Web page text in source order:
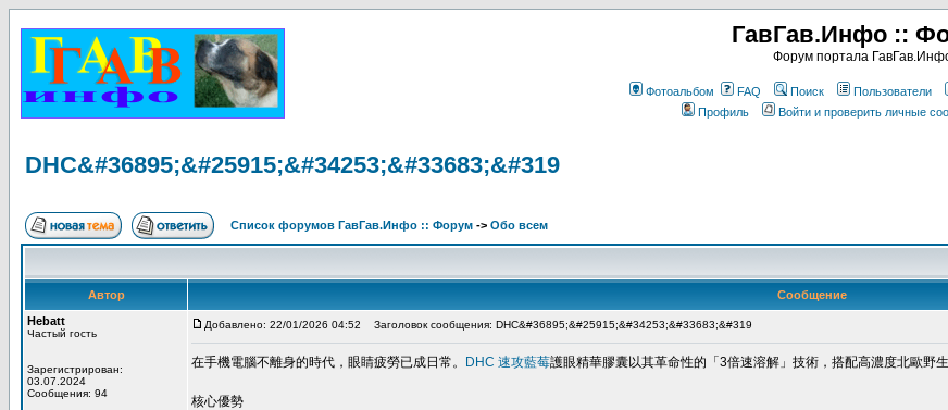
ГавГав.Инфо ::
Форум портала
Фотоальбом FAQ Поиск Пользователи
Профиль
Войти и проверить личные
DHC&#36895;&#25915;&#34253;&#33683;&#319
Список форумов ГавГав.Инфо :: Форум -> Обо всем
Автор
Сообщение
Hebatt
Частый гость
Зарегистрирован:
03.07.2024
Сообщения: 94
Добавлено: 22/01/2026 04:52 Заголовок сообщения: DHC&#36895;&#25915;&#34253;&#33683;&#319
在手機電腦不離身的時代，眼睛疲勞已成日常。 DHC 速攻藍莓護眼精華膠囊以其革命性的「3倍速溶解」技術，搭配高濃度北歐野
核心優勢